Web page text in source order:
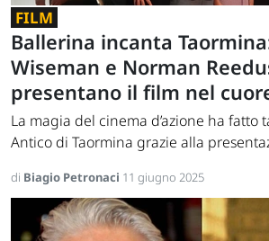
FILM
Ballerina incanta
Wiseman e Norman
presentano il film nel
La magia del cinema d’azione ha fatto
Antico di Taormina grazie alla
di Biagio Petronaci 11 giugno 2025